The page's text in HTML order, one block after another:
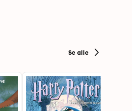
Se alle